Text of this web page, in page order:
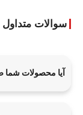
سوالات متداول
آیا محصولات شما